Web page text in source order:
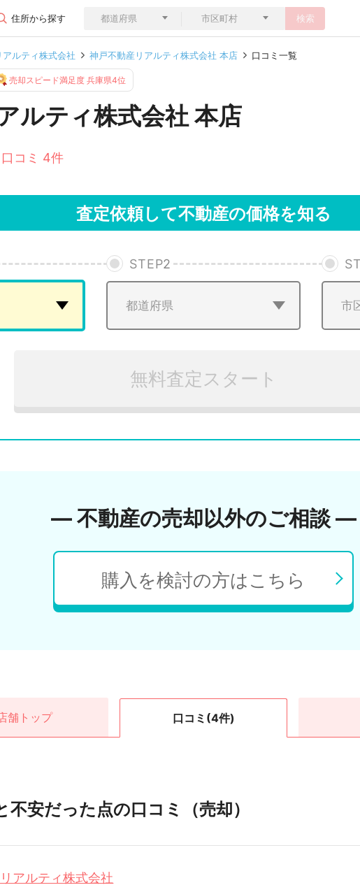
住所から探す 検索
ルティ株式会社 神戸不動産リアルティ株式会社 本店 口コミ一覧
売却スピード満足度 兵庫県4位
ルティ株式会社 本店
口コミ 4件
査定依頼して不動産の価格を知る
STEP2
無料査定スタート
― 不動産の売却以外のご相談 ―
購入を検討の方はこちら
舗 トップ 口コミ (4件)
安だった点の口コミ（売却）
アルティ株式会社